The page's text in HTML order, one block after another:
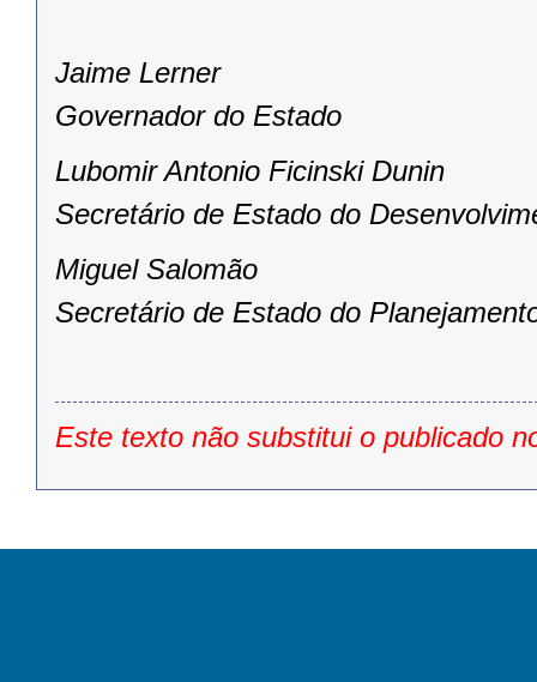
Jaime Lerner
Governador do Estado
Lubomir Antonio Ficinski Dunin
Secretário de Estado do
Miguel Salomão
Secretário de Estado do
Este texto não substitui o publicado